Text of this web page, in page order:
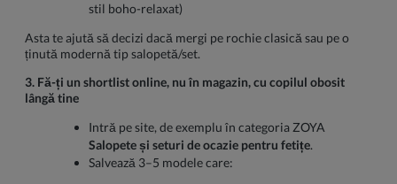
stil boho-relaxat)
Asta te ajută să decizi dacă mergi pe rochie clasică sau pe o
ținută modernă tip salopetă/set.
3. Fă-ți un shortlist online, nu în magazin, cu copilul obosit
lângă tine
Intră pe site, de exemplu în categoria ZOYA
Salopete și seturi de ocazie pentru fetițe.
Salvează 3–5 modele care: